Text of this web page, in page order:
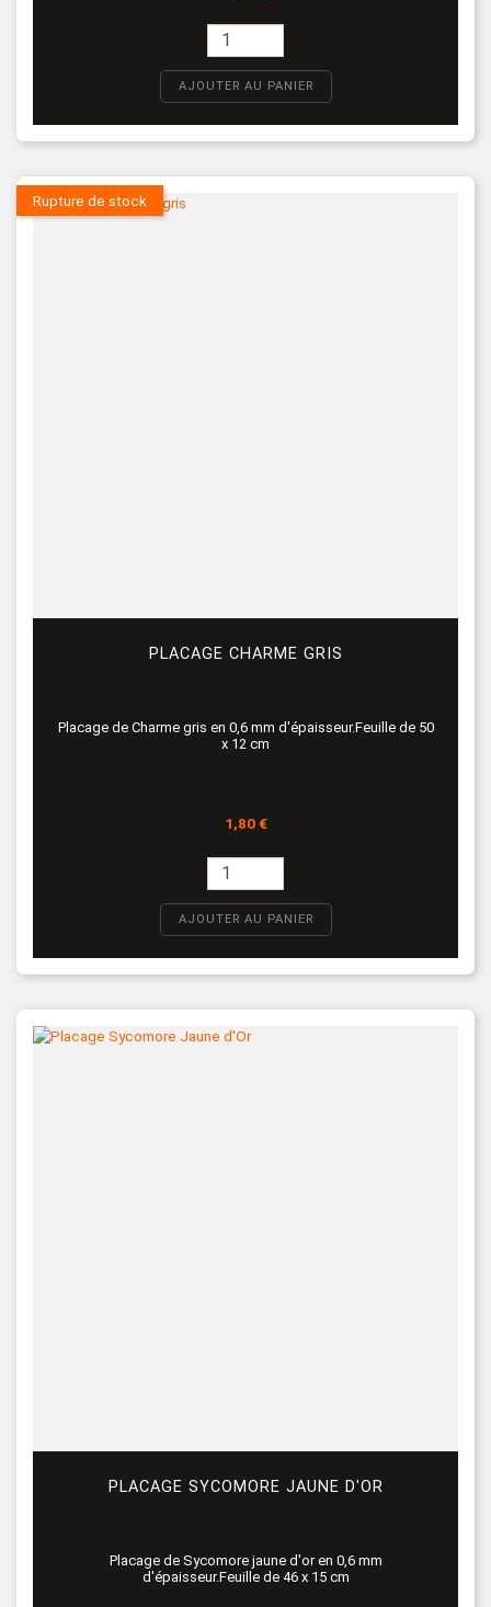
AJOUTER AU PANIER
PLACAGE CHARME GRIS
Placage de Charme gris en 0,6 mm d'épaisseur.Feuille de 50
x 12 cm
Prix
1,80 €
AJOUTER AU PANIER
Rupture de stock
PLACAGE SYCOMORE JAUNE D'OR
Placage de Sycomore jaune d'or en 0,6 mm
d'épaisseur.Feuille de 46 x 15 cm